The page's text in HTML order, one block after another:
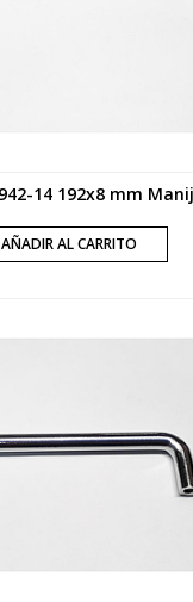
AÑADIR AL CARRITO